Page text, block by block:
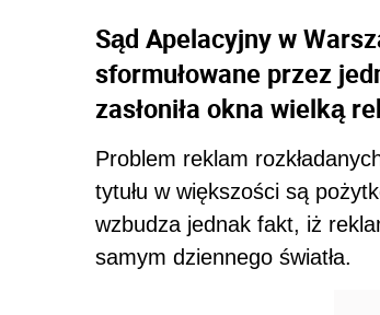
Sąd Apelacyjny w
sformułowane przez
zasłoniła okna wielką
Problem reklam
tytułu w większości są
wzbudza jednak fakt, iż
samym dziennego światła.